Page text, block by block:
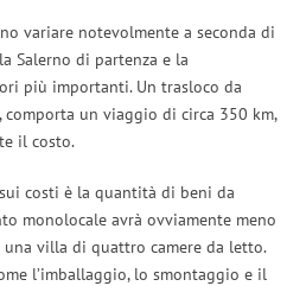
variare notevolmente a seconda di
Salerno di partenza e la
più importanti. Un trasloco da
comporta un viaggio di circa 350 km,
il costo.
costi è la quantità di beni da
monolocale avrà ovviamente meno
villa di quattro camere da letto.
l’imballaggio, lo smontaggio e il